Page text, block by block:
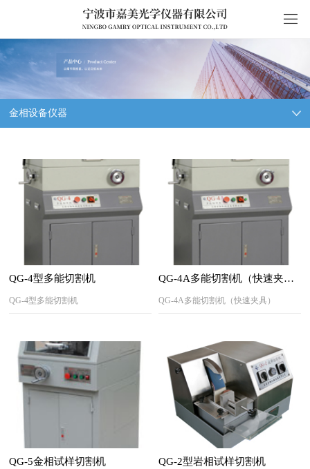
金相设备仪器
QG-4型多能切割机
QG-4型多能切割机
QG-4A多能切割机（快速夹具）
QG-4A多能切割机（快速夹具）
QG-5金相试样切割机 QG-2型岩相试样切割机